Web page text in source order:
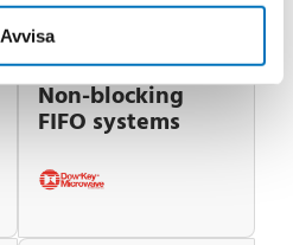
Avvisa
Non-blocking
FIFO systems